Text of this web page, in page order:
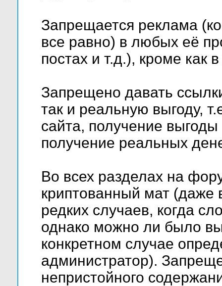
Запрещается реклама
все равно) в любых её
постах и т.д.), кроме как
Запрещено давать
так и реальную выгоду,
сайта, получение
получение реальных
Во всех разделах на
криптованный мат (даже
редких случаев, когда
однако можно ли было
конкретном случае
администратор).
непристойного